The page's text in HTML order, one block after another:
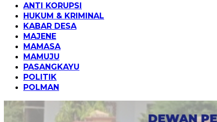
ANTI KORUPSI
HUKUM & KRIMINAL
KABAR DESA
MAJENE
MAMASA
MAMUJU
PASANGKAYU
POLITIK
POLMAN